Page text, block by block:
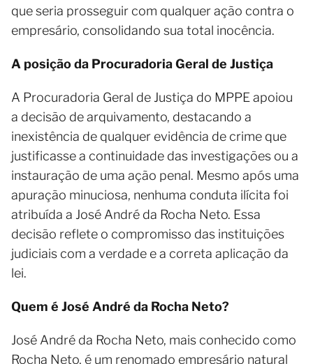
que seria prosseguir com qualquer ação contra o
empresário, consolidando sua total inocência.
A posição da Procuradoria Geral de Justiça
A Procuradoria Geral de Justiça do MPPE apoiou
a decisão de arquivamento, destacando a
inexistência de qualquer evidência de crime que
justificasse a continuidade das investigações ou a
instauração de uma ação penal. Mesmo após uma
apuração minuciosa, nenhuma conduta ilícita foi
atribuída a José André da Rocha Neto. Essa
decisão reflete o compromisso das instituições
judiciais com a verdade e a correta aplicação da
lei.
Quem é José André da Rocha Neto?
José André da Rocha Neto, mais conhecido como
Rocha Neto, é um renomado empresário natural